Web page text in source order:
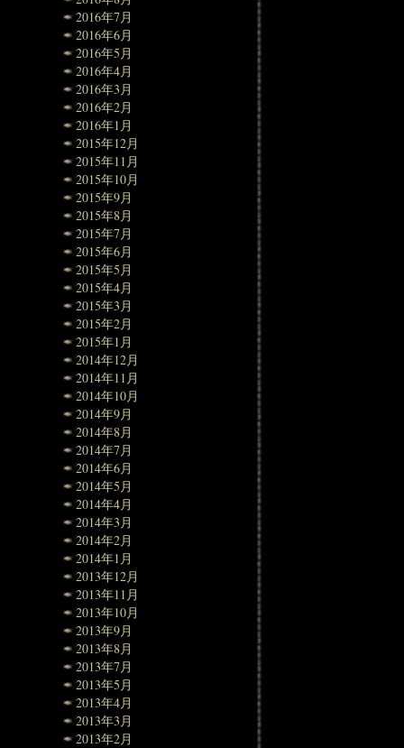
2016年7月
2016年6月
2016年5月
2016年4月
2016年3月
2016年2月
2016年1月
2015年12月
2015年11月
2015年10月
2015年9月
2015年8月
2015年7月
2015年6月
2015年5月
2015年4月
2015年3月
2015年2月
2015年1月
2014年12月
2014年11月
2014年10月
2014年9月
2014年8月
2014年7月
2014年6月
2014年5月
2014年4月
2014年3月
2014年2月
2014年1月
2013年12月
2013年11月
2013年10月
2013年9月
2013年8月
2013年7月
2013年5月
2013年4月
2013年3月
2013年2月